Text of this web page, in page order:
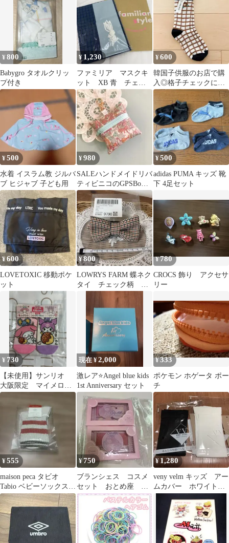
¥800
Babygro タオルクリッ
プ付き
¥ 1,230
ファミリア マスクキ
ット XB 青 チェッ
ク
¥600
韓国子供服のお店で購
入◎格子チェックにお
花のポイントが可愛い
キッズソックス
¥500
水着 イスラム教 ジルバ
ブ ヒジャブ 子ども用
¥980
SALEハンドメイドリバ
ティビニコのGPSBoT
トーク用ケースジェニ
ーズリボンズ
¥500
adidas PUMA キッズ 靴
下 4足セット
¥600
LOVETOXIC 移動ポケ
ット
¥800
LOWRYS FARM 蝶ネク
タイ チェック柄 千
鳥格子男の子
¥780
CROCS 飾り アクセサ
リー
¥ 730
【未使用】サンリオ
大阪限定 マイメロ
クロミ キッズ靴下
13〜18cm
現在 ¥2,000
激レア⭐️Angel blue kids
1st Anniversary セット
¥333
ポケモン ホゲータ ポー
チ
¥555
maison peca タビオ
Tabio ベビーソックス
13-15cm
¥750
ブランシェス コスメ
セット おとめ座 チ
ーク＆アイシャドウ
¥ 1,280
veny velm キッズ アー
ムカバー ホワイト